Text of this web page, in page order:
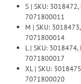
S | SKU:
7071800011
M | SKU:
7071800014
L | SKU:
7071800017
XL | SKU:
7071800020